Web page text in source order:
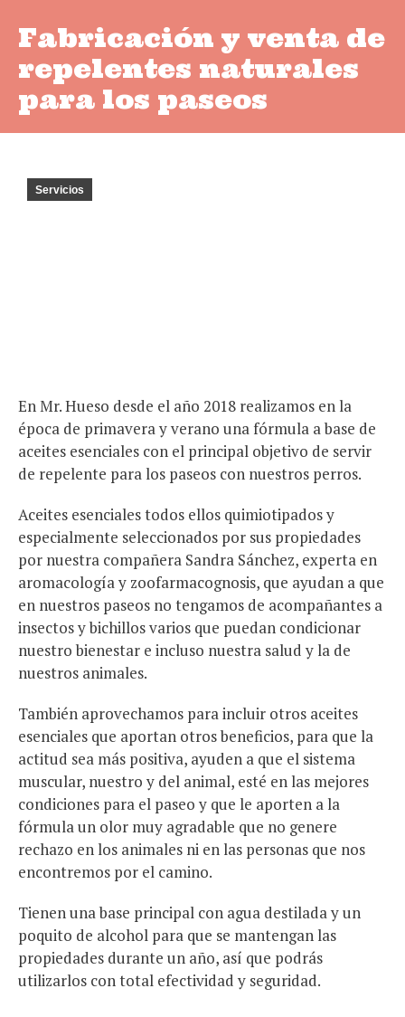
Fabricación y venta de
repelentes naturales
para los paseos
Servicios
En Mr. Hueso desde el año 2018 realizamos en la
época de primavera y verano una fórmula a base de
aceites esenciales con el principal objetivo de servir
de repelente para los paseos con nuestros perros.
Aceites esenciales todos ellos quimiotipados y
especialmente seleccionados por sus propiedades
por nuestra compañera Sandra Sánchez, experta en
aromacología y zoofarmacognosis, que ayudan a que
en nuestros paseos no tengamos de acompañantes a
insectos y bichillos varios que puedan condicionar
nuestro bienestar e incluso nuestra salud y la de
nuestros animales.
También aprovechamos para incluir otros aceites
esenciales que aportan otros beneficios, para que la
actitud sea más positiva, ayuden a que el sistema
muscular, nuestro y del animal, esté en las mejores
condiciones para el paseo y que le aporten a la
fórmula un olor muy agradable que no genere
rechazo en los animales ni en las personas que nos
encontremos por el camino.
Tienen una base principal con agua destilada y un
poquito de alcohol para que se mantengan las
propiedades durante un año, así que podrás
utilizarlos con total efectividad y seguridad.